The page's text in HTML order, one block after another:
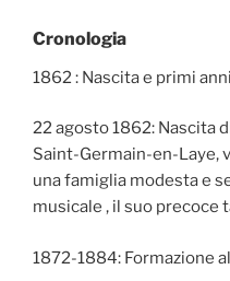
Cronologia
1862 : Nascita e primi anni
22 agosto 1862: Nascita
Saint-Germain-en-Laye,
una famiglia modesta e
musicale , il suo precoce
1872-1884: Formazione